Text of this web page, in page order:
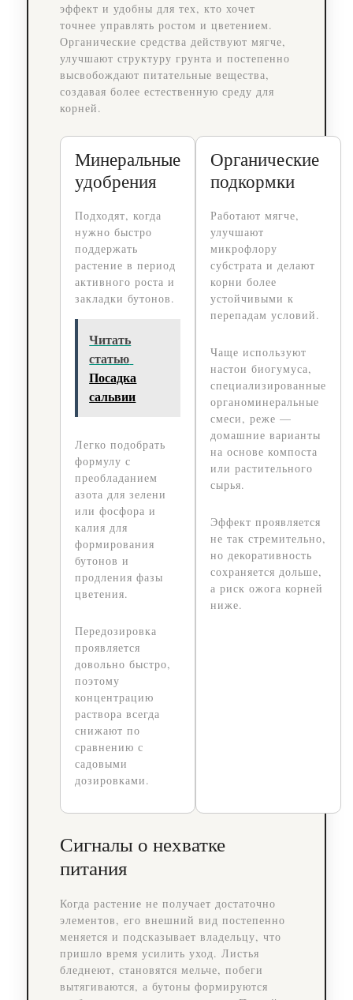
эффект и удобны для тех, кто хочет
точнее управлять ростом и цветением.
Органические средства действуют мягче,
улучшают структуру грунта и постепенно
высвобождают питательные вещества,
создавая более естественную среду для
корней.
Минеральные
удобрения
Подходят, когда
нужно быстро
поддержать
растение в период
активного роста и
закладки бутонов.
Читать
статью
Посадка
сальвии
Легко подобрать
формулу с
преобладанием
азота для зелени
или фосфора и
калия для
формирования
бутонов и
продления фазы
цветения.
Передозировка
проявляется
довольно быстро,
поэтому
концентрацию
раствора всегда
снижают по
сравнению с
садовыми
дозировками.
Органические
подкормки
Работают мягче,
улучшают
микрофлору
субстрата и делают
корни более
устойчивыми к
перепадам условий.
Чаще используют
настои биогумуса,
специализированные
органоминеральные
смеси, реже —
домашние варианты
на основе компоста
или растительного
сырья.
Эффект проявляется
не так стремительно,
но декоративность
сохраняется дольше,
а риск ожога корней
ниже.
Сигналы о нехватке
питания
Когда растение не получает достаточно
элементов, его внешний вид постепенно
меняется и подсказывает владельцу, что
пришло время усилить уход. Листья
бледнеют, становятся мельче, побеги
вытягиваются, а бутоны формируются